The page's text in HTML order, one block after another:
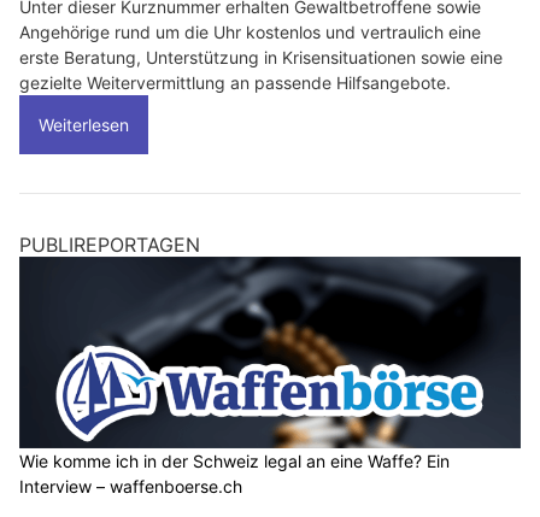
Unter dieser Kurznummer erhalten Gewaltbetroffene sowie
Angehörige rund um die Uhr kostenlos und vertraulich eine
erste Beratung, Unterstützung in Krisensituationen sowie eine
gezielte Weitervermittlung an passende Hilfsangebote.
Weiterlesen
PUBLIREPORTAGEN
Wie komme ich in der Schweiz legal an eine Waffe? Ein
Interview – waffenboerse.ch